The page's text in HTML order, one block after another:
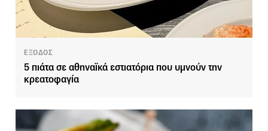
ΕΞΟΔΟΣ
5 πιάτα σε αθηναϊκά εστιατόρια που υμνούν την
κρεατοφαγία